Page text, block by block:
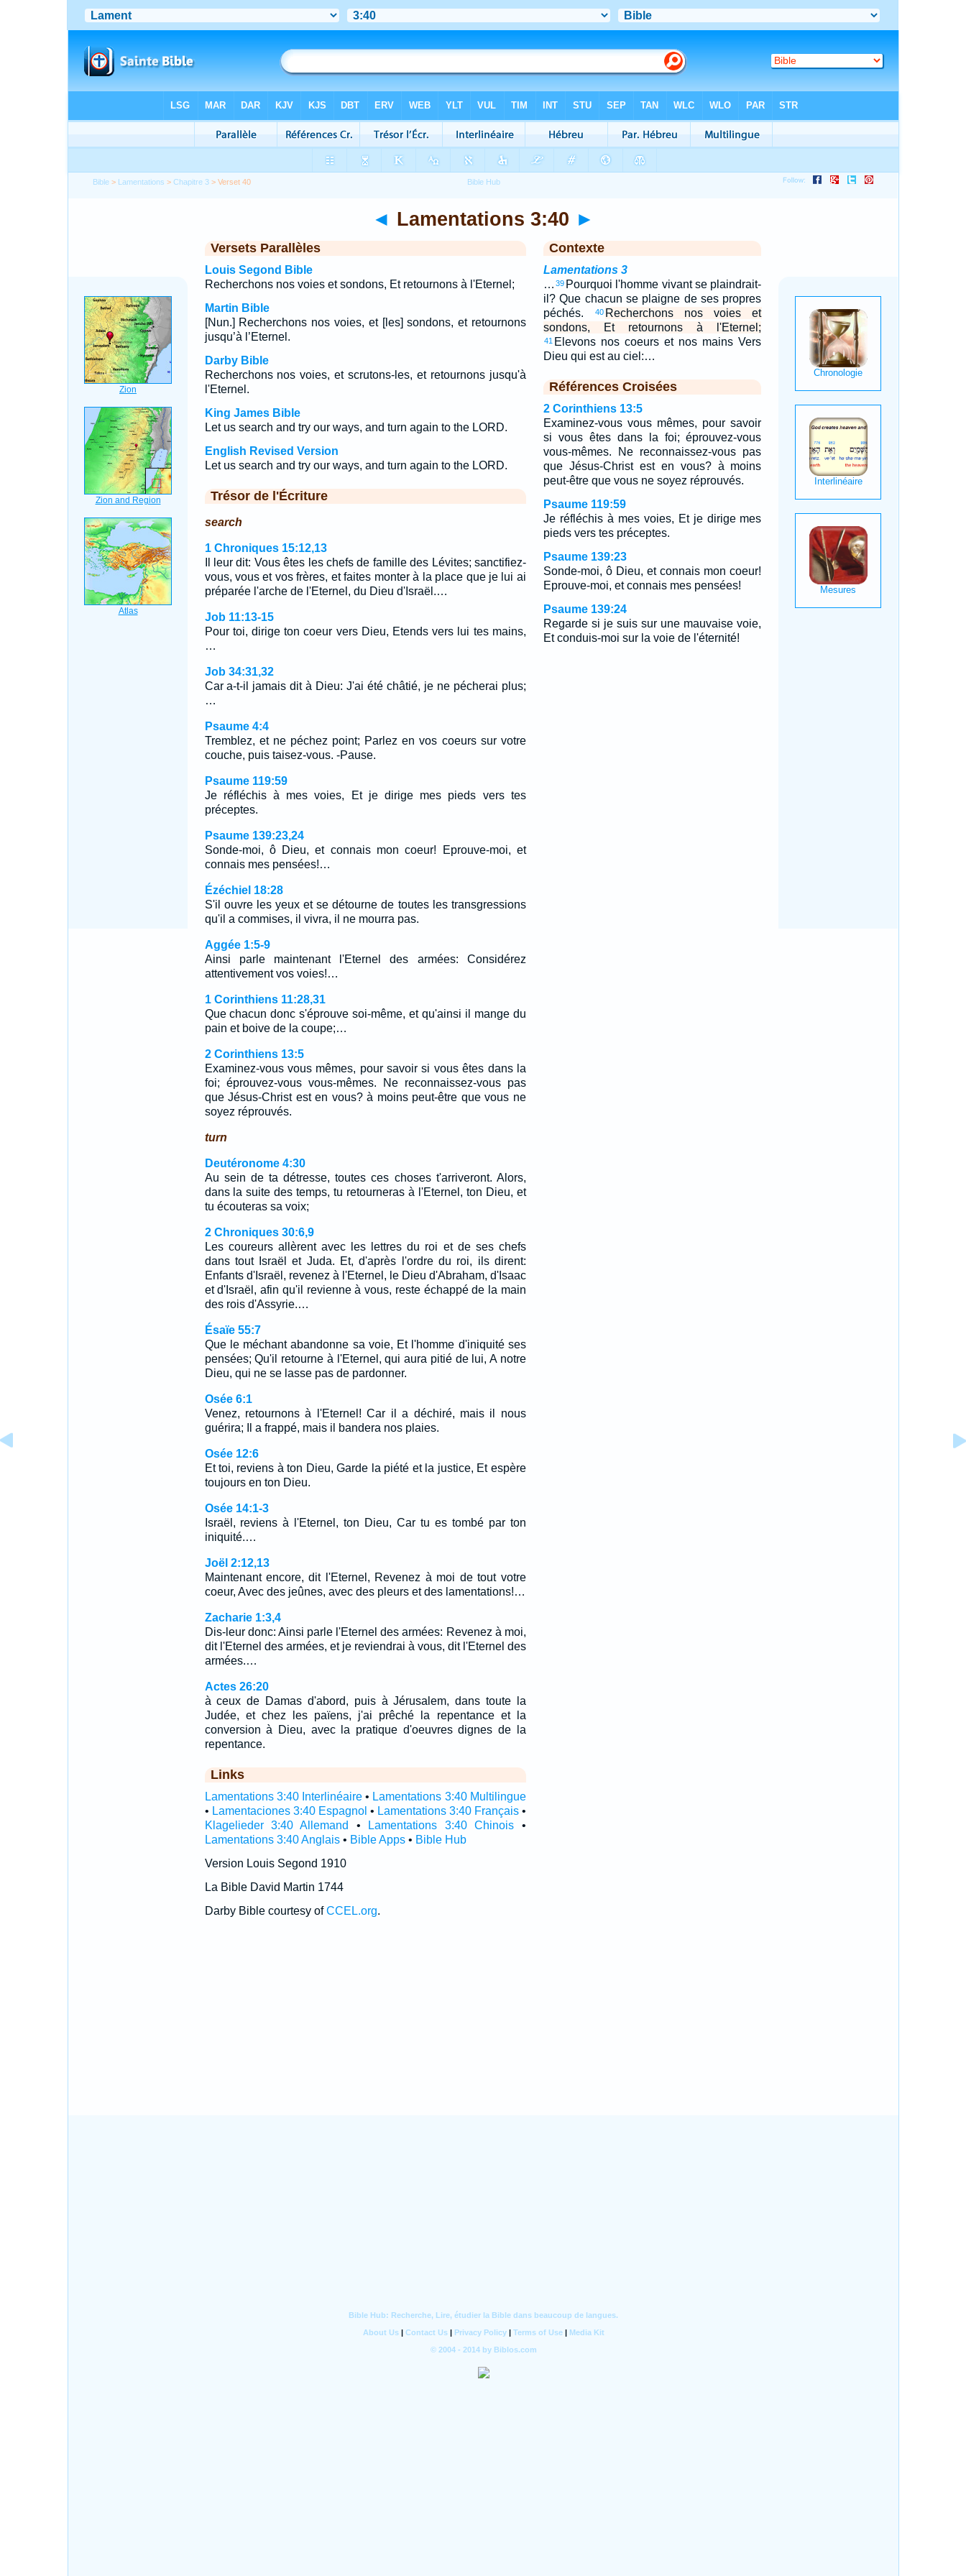
Bible > Lamentations >Chapitre 3 > Verset 40
◄ Lamentations 3:40 ►
Versets Parallèles
Louis Segond Bible
Recherchons nos voies et sondons, Et retournons à l'Eternel;
Martin Bible
[Nun.] Recherchons nos voies, et [les] sondons, et retournons
jusqu’à l’Eternel.
Darby Bible
Recherchons nos voies, et scrutons-les, et retournons jusqu'à
l'Eternel.
King James Bible
Let us search and try our ways, and turn again to the LORD.
English Revised Version
Let us search and try our ways, and turn again to the LORD.
Trésor de l'Écriture
search
1 Chroniques 15:12,13
Il leur dit: Vous êtes les chefs de famille des Lévites; sanctifiez-
vous, vous et vos frères, et faites monter à la place que je lui ai
préparée l'arche de l'Eternel, du Dieu d'Israël.…
Job 11:13-15
Pour toi, dirige ton coeur vers Dieu, Etends vers lui tes mains,
…
Job 34:31,32
Car a-t-il jamais dit à Dieu: J'ai été châtié, je ne pécherai plus;
…
Psaume 4:4
Tremblez, et ne péchez point; Parlez en vos coeurs sur votre
couche, puis taisez-vous. -Pause.
Psaume 119:59
Je réfléchis à mes voies, Et je dirige mes pieds vers tes
préceptes.
Psaume 139:23,24
Sonde-moi, ô Dieu, et connais mon coeur! Eprouve-moi, et
connais mes pensées!…
Ézéchiel 18:28
S'il ouvre les yeux et se détourne de toutes les transgressions
qu'il a commises, il vivra, il ne mourra pas.
Aggée 1:5-9
Ainsi parle maintenant l'Eternel des armées: Considérez
attentivement vos voies!…
1 Corinthiens 11:28,31
Que chacun donc s'éprouve soi-même, et qu'ainsi il mange du
pain et boive de la coupe;…
2 Corinthiens 13:5
Examinez-vous vous mêmes, pour savoir si vous êtes dans la
foi; éprouvez-vous vous-mêmes. Ne reconnaissez-vous pas
que Jésus-Christ est en vous? à moins peut-être que vous ne
soyez réprouvés.
turn
Deutéronome 4:30
Au sein de ta détresse, toutes ces choses t'arriveront. Alors,
dans la suite des temps, tu retourneras à l'Eternel, ton Dieu, et
tu écouteras sa voix;
2 Chroniques 30:6,9
Les coureurs allèrent avec les lettres du roi et de ses chefs
dans tout Israël et Juda. Et, d'après l'ordre du roi, ils dirent:
Enfants d'Israël, revenez à l'Eternel, le Dieu d'Abraham, d'Isaac
et d'Israël, afin qu'il revienne à vous, reste échappé de la main
des rois d'Assyrie.…
Ésaïe 55:7
Que le méchant abandonne sa voie, Et l'homme d'iniquité ses
pensées; Qu'il retourne à l'Eternel, qui aura pitié de lui, A notre
Dieu, qui ne se lasse pas de pardonner.
Osée 6:1
Venez, retournons à l'Eternel! Car il a déchiré, mais il nous
guérira; Il a frappé, mais il bandera nos plaies.
Osée 12:6
Et toi, reviens à ton Dieu, Garde la piété et la justice, Et espère
toujours en ton Dieu.
Osée 14:1-3
Israël, reviens à l'Eternel, ton Dieu, Car tu es tombé par ton
iniquité.…
Joël 2:12,13
Maintenant encore, dit l'Eternel, Revenez à moi de tout votre
coeur, Avec des jeûnes, avec des pleurs et des lamentations!…
Zacharie 1:3,4
Dis-leur donc: Ainsi parle l'Eternel des armées: Revenez à moi,
dit l'Eternel des armées, et je reviendrai à vous, dit l'Eternel des
armées.…
Actes 26:20
à ceux de Damas d'abord, puis à Jérusalem, dans toute la
Judée, et chez les païens, j'ai prêché la repentance et la
conversion à Dieu, avec la pratique d'oeuvres dignes de la
repentance.
Links
Lamentations 3:40 Interlinéaire• Lamentations 3:40 Multilingue
• Lamentaciones 3:40 Espagnol • Lamentations 3:40 Français•
Klagelieder 3:40 Allemand
• Lamentations 3:40 Chinois •
Lamentations 3:40 Anglais• Bible Apps• Bible Hub
Version Louis Segond 1910
La Bible David Martin 1744
Darby Bible courtesy ofCCEL.org.
Contexte
Lamentations 3
… 39 Pourquoi l'homme vivant se plaindrait-
il? Que chacun se plaigne de ses propres
péchés.
40 Recherchons nos voies et
sondons, Et retournons à l'Eternel;
41 Elevons nos coeurs et nos mains Vers
Dieu qui est au ciel:…
Références Croisées
2 Corinthiens 13:5
Examinez-vous vous mêmes, pour savoir
si vous êtes dans la foi; éprouvez-vous
vous-mêmes. Ne reconnaissez-vous pas
que Jésus-Christ est en vous? à moins
peut-être que vous ne soyez réprouvés.
Psaume 119:59
Je réfléchis à mes voies, Et je dirige mes
pieds vers tes préceptes.
Psaume 139:23
Sonde-moi, ô Dieu, et connais mon coeur!
Eprouve-moi, et connais mes pensées!
Psaume 139:24
Regarde si je suis sur une mauvaise voie,
Et conduis-moi sur la voie de l'éternité!